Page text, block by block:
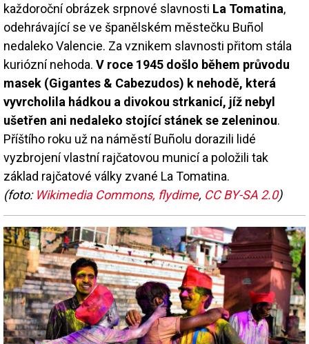
každoroční obrázek srpnové slavnosti La Tomatina,
odehrávající se ve španělském městečku Buñol
nedaleko Valencie. Za vznikem slavnosti přitom stála
kuriózní nehoda. V roce 1945 došlo během průvodu
masek (Gigantes & Cabezudos) k nehodě, která
vyvrcholila hádkou a divokou strkanicí, jíž nebyl
ušetřen ani nedaleko stojící stánek se zeleninou.
Příštího roku už na náměstí Buñolu dorazili lidé
vyzbrojení vlastní rajčatovou municí a položili tak
základ rajčatové války zvané La Tomatina.
(foto: Wikimedia Commons, flydime, CC BY-SA 2.0)